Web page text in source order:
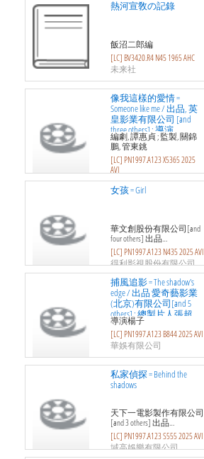
熱河宣敎の記錄
飯沼二郎編
[LC] BV3420.R4 N45 1965 AHC
未来社
像我這樣的愛情 =
Someone like me / 出品, 英
皇影業有限公司 [and
three others] ; 導演
編劇, 譚惠貞 ; 監製, 關錦
鵬, 管東銚
[LC] PN1997.A123 X5365 2025
AVI
域高娛樂有限公司
女孩 = Girl
華文創股份有限公司[and
four others] 出品…
[LC] PN1997.A123 N435 2025 AVI
得利影視股份有限公司
捕風追影 = The shadow's
edge / 出品 愛奇藝影業
(北京)有限公司[and 5
others] ; 總製片人張超,
韓肯 ; 編劇
導演楊子
[LC] PN1997.A123 B844 2025 AVI
華娛有限公司
私家偵探 = Behind the
shadows
天下一電影製作有限公司
[and 3 others] 出品…
[LC] PN1997.A123 S555 2025 AVI
域高娛樂有限公司